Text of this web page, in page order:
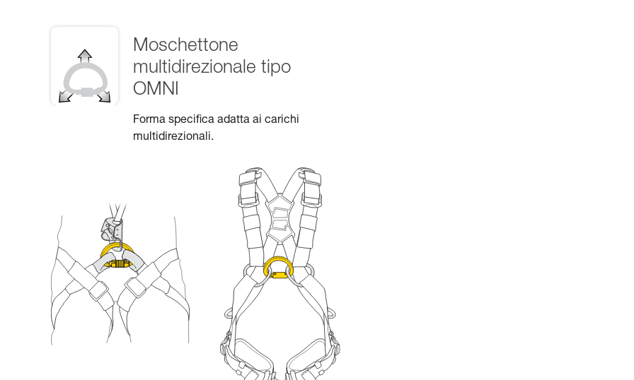
Moschettone
multidirezionale tipo
OMNI
Forma specifica adatta ai carichi
multidirezionali.